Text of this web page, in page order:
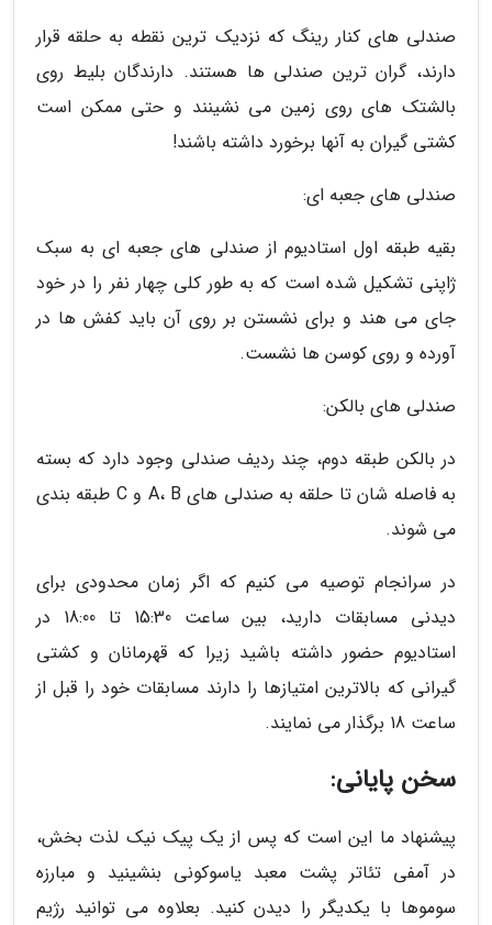
صندلی های کنار رینگ که نزدیک ترین نقطه به حلقه قرار
دارند، گران ترین صندلی ها هستند. دارندگان بلیط روی
بالشتک های روی زمین می نشینند و حتی ممکن است
کشتی گیران به آنها برخورد داشته باشند!
صندلی های جعبه ای:
بقیه طبقه اول استادیوم از صندلی های جعبه ای به سبک
ژاپنی تشکیل شده است که به طور کلی چهار نفر را در خود
جای می هند و برای نشستن بر روی آن باید کفش ها در
آورده و روی کوسن ها نشست.
صندلی های بالکن:
در بالکن طبقه دوم، چند ردیف صندلی وجود دارد که بسته
به فاصله شان تا حلقه به صندلی های A، B و C طبقه بندی
می شوند.
در سرانجام توصیه می کنیم که اگر زمان محدودی برای
دیدنی مسابقات دارید، بین ساعت 15:30 تا 18:00 در
استادیوم حضور داشته باشید زیرا که قهرمانان و کشتی
گیرانی که بالاترین امتیازها را دارند مسابقات خود را قبل از
ساعت 18 برگذار می نمایند.
سخن پایانی:
پیشنهاد ما این است که پس از یک پیک نیک لذت بخش،
در آمفی تئاتر پشت معبد یاسوکونی بنشینید و مبارزه
سوموها با یکدیگر را دیدن کنید. بعلاوه می توانید رژیم